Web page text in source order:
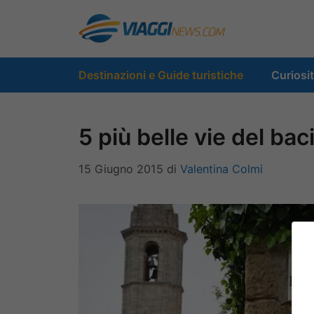
contenuto
Destinazioni e Guide turistiche
5 più belle vie del
15 Giugno 2015 di Valentina Colmi